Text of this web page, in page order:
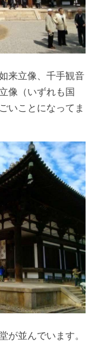
来立像、千手観音
像（いずれも国
いことになってま
が並んでいます。